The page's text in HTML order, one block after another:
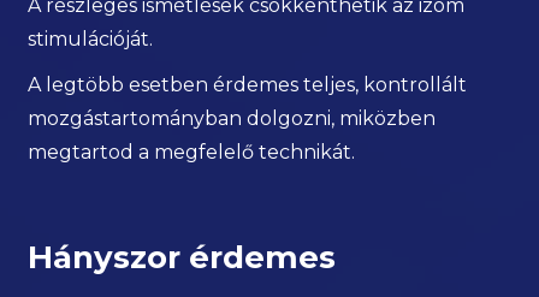
A részleges ismétlések csökkenthetik az izom
stimulációját.
A legtöbb esetben érdemes teljes, kontrollált
mozgástartományban dolgozni, miközben
megtartod a megfelelő technikát.
Hányszor érdemes